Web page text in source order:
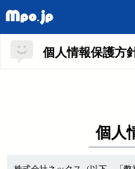
個人情報保護方
個人